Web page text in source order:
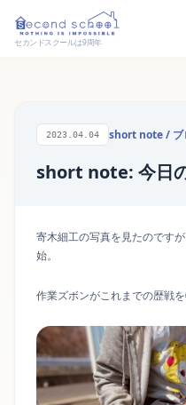
セカンドスクールは9周年
2023.04.04 short note/
short note: 今日
寄木細工の写真を見たのです
始。
作業ズボンがこれまでの歴戦を